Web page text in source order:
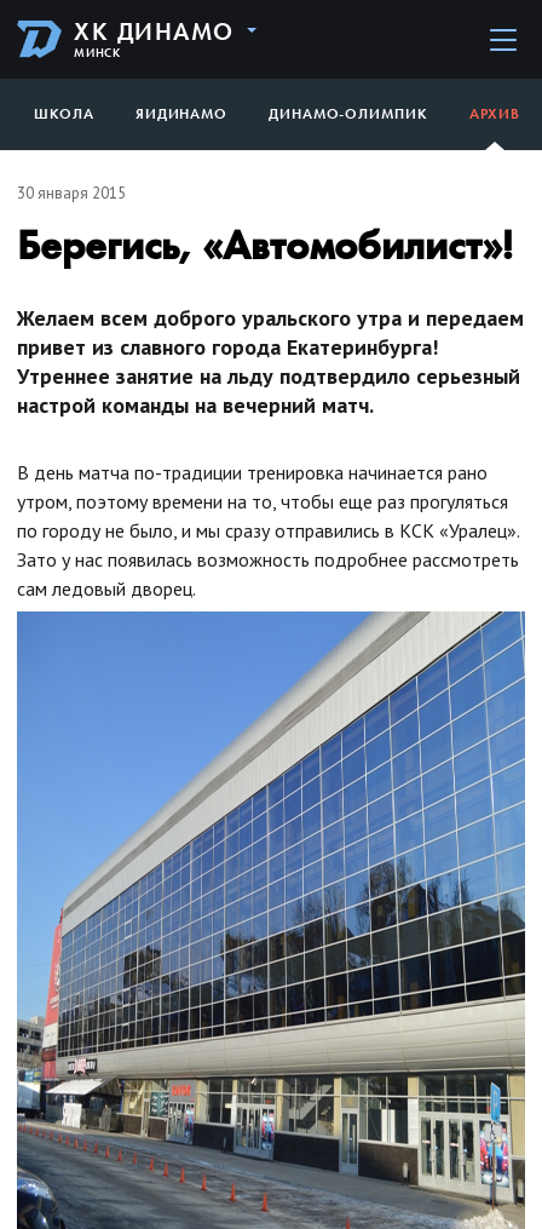
ХК ДИНАМО
МИНСК
ШКОЛА ЯИДИНАМО ДИНАМО-ОЛИМПИК АРХИВ
30 января 2015
Берегись, «Автомобилист»!
Желаем всем доброго уральского утра и передаем
привет из славного города Екатеринбурга!
Утреннее занятие на льду подтвердило серьезный
настрой команды на вечерний матч.
В день матча по-традиции тренировка начинается рано
утром, поэтому времени на то, чтобы еще раз прогуляться
по городу не было, и мы сразу отправились в КСК «Уралец».
Зато у нас появилась возможность подробнее рассмотреть
сам ледовый дворец.